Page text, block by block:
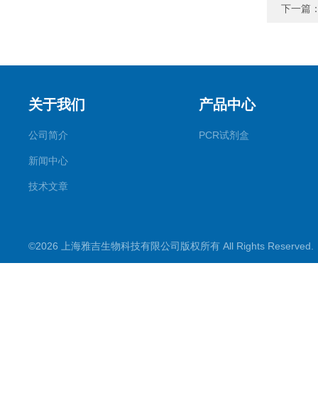
下一篇
关于我们
公司简介
新闻中心
技术文章
产品中心
PCR试剂盒
©2026 上海雅吉生物科技有限公司版权所有 All Rights